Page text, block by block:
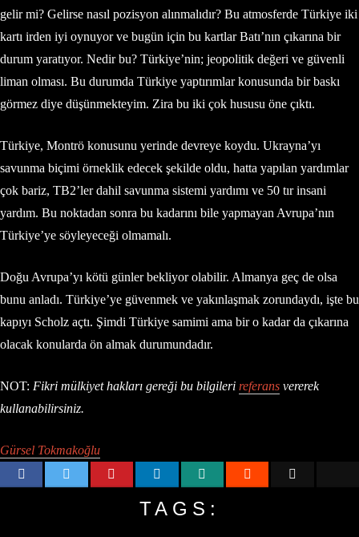
gelir mi? Gelirse nasıl pozisyon alınmalıdır? Bu atmosferde Türkiye iki
kartı irden iyi oynuyor ve bugün için bu kartlar Batı’nın çıkarına bir
durum yaratıyor. Nedir bu? Türkiye’nin; jeopolitik değeri ve güvenli
liman olması. Bu durumda Türkiye yaptırımlar konusunda bir baskı
görmez diye düşünmekteyim. Zira bu iki çok hususu öne çıktı.
Türkiye, Montrö konusunu yerinde devreye koydu. Ukrayna’yı
savunma biçimi örneklik edecek şekilde oldu, hatta yapılan yardımlar
çok bariz, TB2’ler dahil savunma sistemi yardımı ve 50 tır insani
yardım. Bu noktadan sonra bu kadarını bile yapmayan Avrupa’nın
Türkiye’ye söyleyeceği olmamalı.
Doğu Avrupa’yı kötü günler bekliyor olabilir. Almanya geç de olsa
bunu anladı. Türkiye’ye güvenmek ve yakınlaşmak zorundaydı, işte bu
kapıyı Scholz açtı. Şimdi Türkiye samimi ama bir o kadar da çıkarına
olacak konularda ön almak durumundadır.
NOT: Fikri mülkiyet hakları gereği bu bilgileri referans vererek
kullanabilirsiniz.
Gürsel Tokmakoğlu
TAGS: